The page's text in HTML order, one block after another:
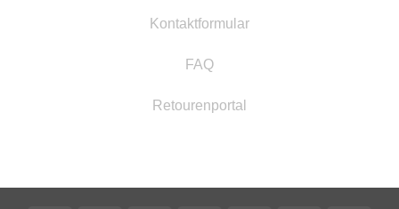
Kontaktformular
FAQ
Retourenportal